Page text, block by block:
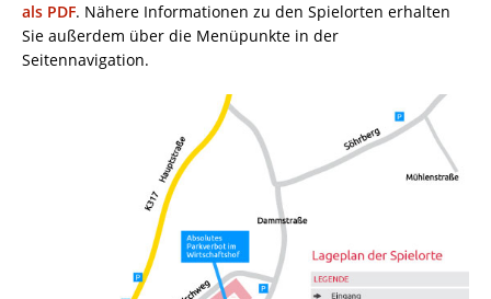
als PDF. Nähere Informationen zu den Spielorten erhalten
Sie außerdem über die Menüpunkte in der
Seitennavigation.